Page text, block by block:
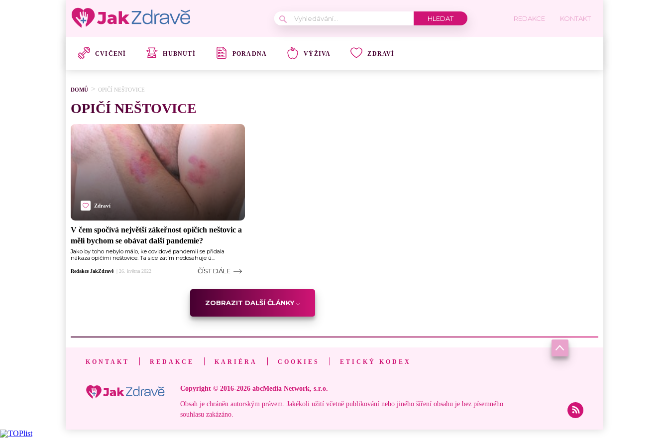
REDAKCE KONTAKT
CVIČENÍ HUBNUTÍ PORADNA VÝŽIVA ZDRAVÍ
DOMŮ OPIČÍ NEŠTOVICE
OPIČÍ NEŠTOVICE
Zdraví
V čem spočívá největší zákeřnost opičích neštovic a
měli bychom se obávat další pandemie?
Jako by toho nebylo málo, ke covidové pandemii se přidala
nákaza opičími neštovice. Ta sice zatím nedosahuje ú...
Redakce JakZdravě 26. května 2022 ČÍST DÁLE
ZOBRAZIT DALŠÍ ČLÁNKY
KONTAKT REDAKCE KARIÉRA COOKIES ETICKÝ KODEX
Copyright © 2016-2026 abcMedia Network, s.r.o.
Obsah je chráněn autorským právem. Jakékoli užití včetně publikování nebo jiného šíření obsahu je bez písemného
souhlasu zakázáno.